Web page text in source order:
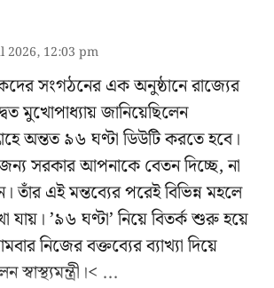
2026, 12:03 pm
সংগঠনের এক অনুষ্ঠানে রাজ্যের
মুখোপাধ্যায় জানিয়েছিলেন
অন্তত ৯৬ ঘণ্টা ডিউটি করতে হবে।
সরকার আপনাকে বেতন দিচ্ছে, না
তাঁর এই মন্তব্যের পরেই বিভিন্ন মহলে
যায়। ’৯৬ ঘণ্টা’ নিয়ে বিতর্ক শুরু হয়ে
নিজের বক্তব্যের ব্যাখ্যা দিয়ে
...